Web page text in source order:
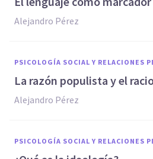
Alejandro Pérez
PSICOLOGÍA SOCIAL Y RELACIONES
La razón populista y el
Alejandro Pérez
PSICOLOGÍA SOCIAL Y RELACIONES